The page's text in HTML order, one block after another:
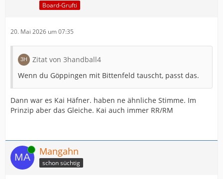
Board-Grufti
20. Mai 2026 um 07:35
Zitat von 3handball4
Wenn du Göppingen mit Bittenfeld tauscht, passt das.
Dann war es Kai Häfner. haben ne ähnliche Stimme. Im
Prinzip aber das Gleiche. Kai auch immer RR/RM
Online Mangahn
schon süchtig